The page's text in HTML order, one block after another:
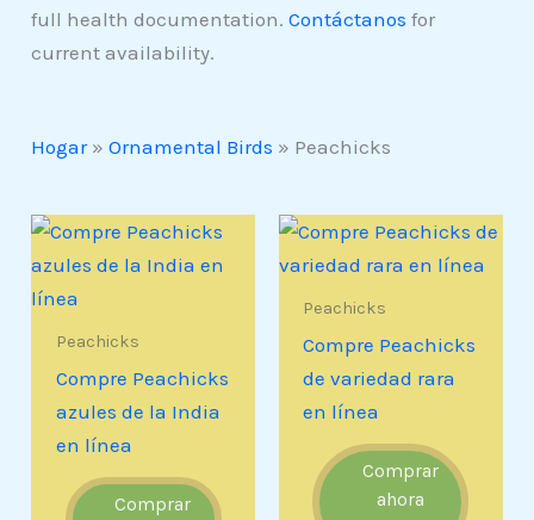
full health documentation.Contáctanos for
current availability.
Hogar»Ornamental Birds » Peachicks
Peachicks
Compre Peachicks
azules de la India
en línea
Comprar
Peachicks
Compre Peachicks
de variedad rara
en línea
Comprar
ahora